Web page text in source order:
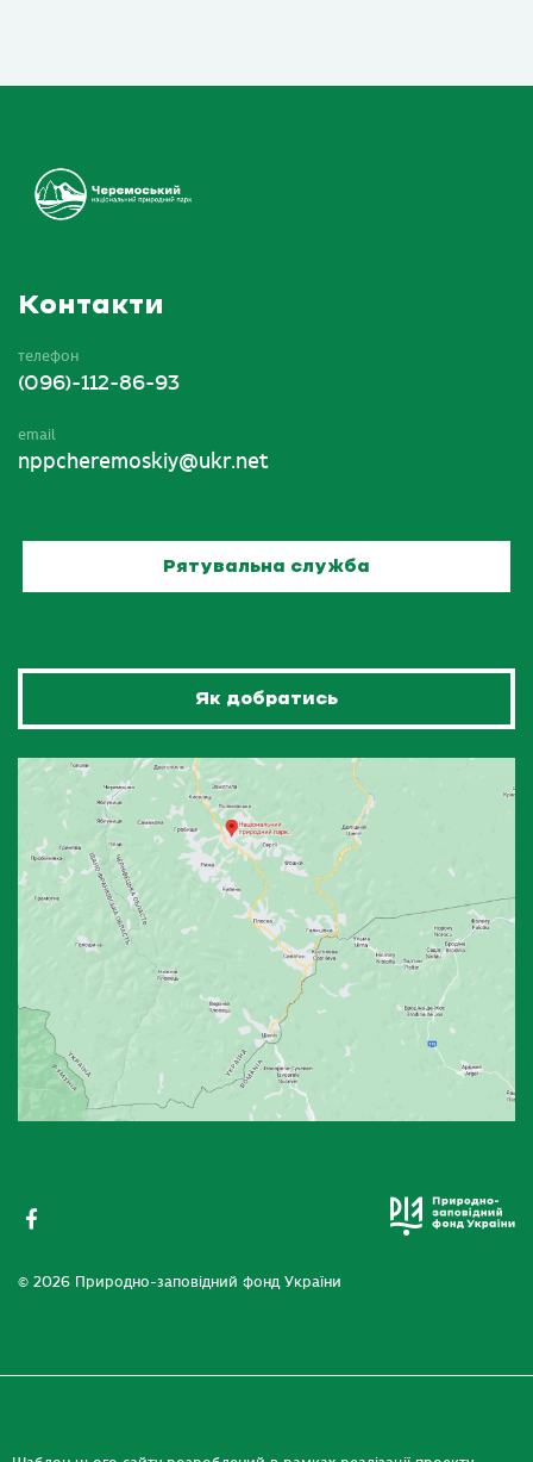
Контакти
телефон
(096)-112-86-93
email
nppcheremoskiy@ukr.net
Рятувальна служба
Як добратись
© 2026 Природно-заповідний фонд України